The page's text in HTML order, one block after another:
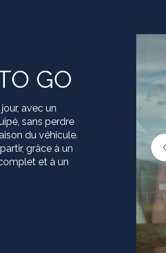
GO
avec un
sans perdre
du véhicule.
grâce à un
et à un